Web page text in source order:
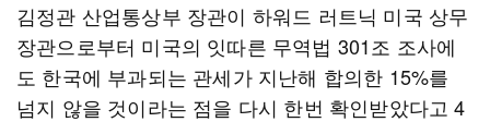
김정관 산업통상부 장관이 하워드 러트닉 미국 상무
장관으로부터 미국의 잇따른 무역법 301조 조사에
도 한국에 부과되는 관세가 지난해 합의한 15%를
넘지 않을 것이라는 점을 다시 한번 확인받았다고 4